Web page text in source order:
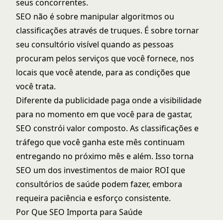
seus concorrentes.
SEO não é sobre manipular algoritmos ou
classificações através de truques. É sobre tornar
seu consultório visível quando as pessoas
procuram pelos serviços que você fornece, nos
locais que você atende, para as condições que
você trata.
Diferente da publicidade paga onde a visibilidade
para no momento em que você para de gastar,
SEO constrói valor composto. As classificações e
tráfego que você ganha este mês continuam
entregando no próximo mês e além. Isso torna
SEO um dos investimentos de maior ROI que
consultórios de saúde podem fazer, embora
requeira paciência e esforço consistente.
Por Que SEO Importa para Saúde